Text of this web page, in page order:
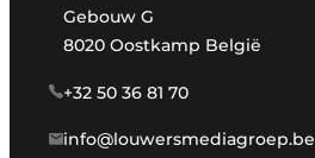
Gebouw G
8020 Oostkamp België
+32 50 36 81 70
info@louwersmediagroep.be